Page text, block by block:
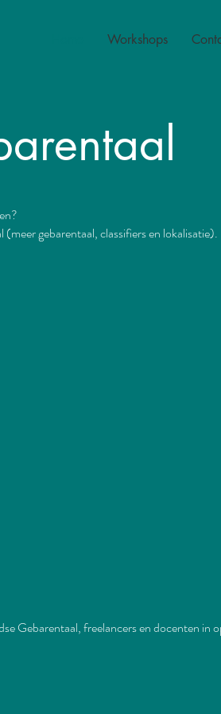
Workshops
gebarentaal, classifiers en lokalisatie).
Gebarentaal, freelancers en docenten in